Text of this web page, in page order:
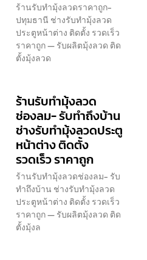
ร้านรับทำมุ้งลวดราคาถูก-
ปทุมธานี ช่างรับทำมุ้งลวด
ประตูหน้าต่าง ติดตั้ง รวดเร็ว
ราคาถูก — รับผลิตมุ้งลวด ติด
ตั้งมุ้งลวด
ร้านรับทำมุ้งลวด
ช่องลม- รับทำถึงบ้าน
ช่างรับทำมุ้งลวดประตู
หน้าต่าง ติดตั้ง
รวดเร็ว ราคาถูก
ร้านรับทำมุ้งลวดช่องลม- รับ
ทำถึงบ้าน ช่างรับทำมุ้งลวด
ประตูหน้าต่าง ติดตั้ง รวดเร็ว
ราคาถูก — รับผลิตมุ้งลวด ติด
ตั้งมุ้งล